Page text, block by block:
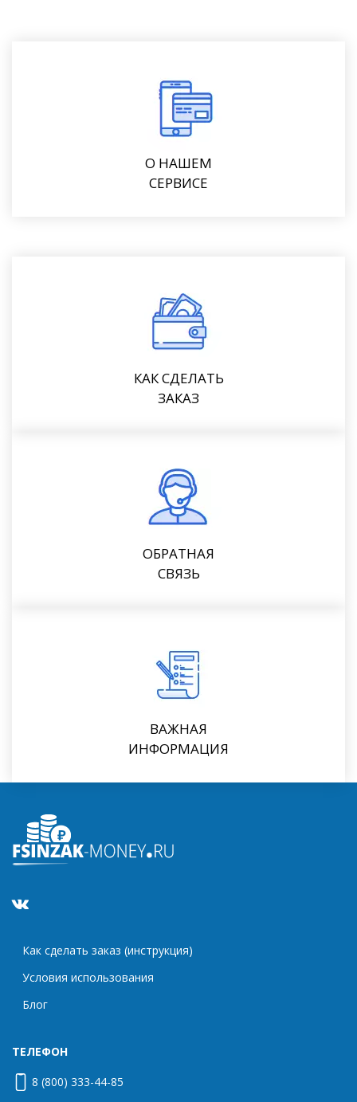
О НАШЕМ
СЕРВИСЕ
КАК СДЕЛАТЬ
ЗАКАЗ
ОБРАТНАЯ
СВЯЗЬ
ВАЖНАЯ
ИНФОРМАЦИЯ
Как сделать заказ (инструкция)
Условия использования
Блог
ТЕЛЕФОН
8 (800) 333-44-85